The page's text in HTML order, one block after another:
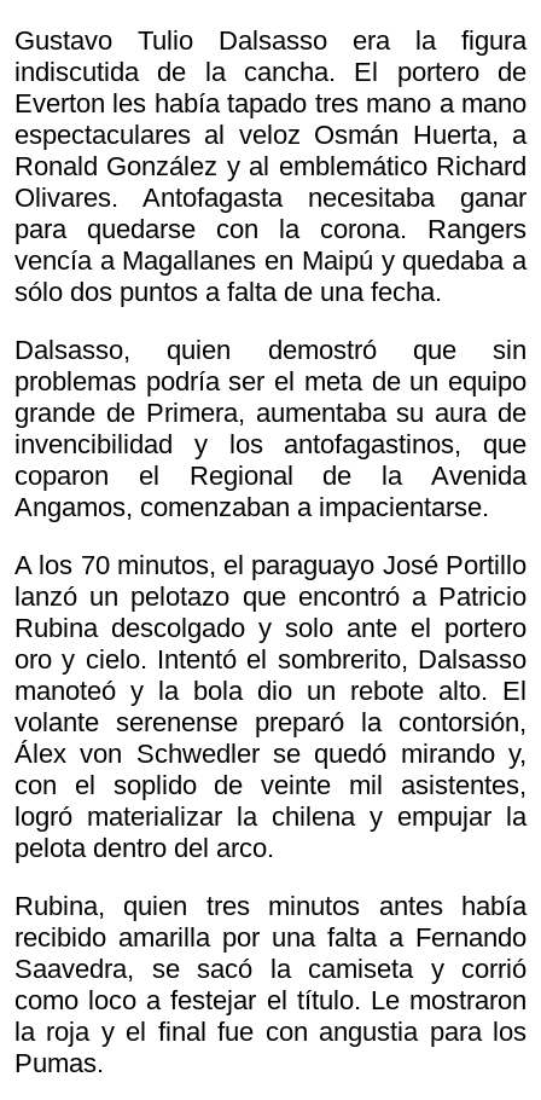
Gustavo Tulio Dalsasso era la figura
indiscutida de la cancha. El portero de
Everton les había tapado tres mano a mano
espectaculares al veloz Osmán Huerta, a
Ronald González y al emblemático Richard
Olivares. Antofagasta necesitaba ganar
para quedarse con la corona. Rangers
vencía a Magallanes en Maipú y quedaba a
sólo dos puntos a falta de una fecha.
Dalsasso, quien demostró que sin
problemas podría ser el meta de un equipo
grande de Primera, aumentaba su aura de
invencibilidad y los antofagastinos, que
coparon el Regional de la Avenida
Angamos, comenzaban a impacientarse.
A los 70 minutos, el paraguayo José Portillo
lanzó un pelotazo que encontró a Patricio
Rubina descolgado y solo ante el portero
oro y cielo. Intentó el sombrerito, Dalsasso
manoteó y la bola dio un rebote alto. El
volante serenense preparó la contorsión,
Álex von Schwedler se quedó mirando y,
con el soplido de veinte mil asistentes,
logró materializar la chilena y empujar la
pelota dentro del arco.
Rubina, quien tres minutos antes había
recibido amarilla por una falta a Fernando
Saavedra, se sacó la camiseta y corrió
como loco a festejar el título. Le mostraron
la roja y el final fue con angustia para los
Pumas.